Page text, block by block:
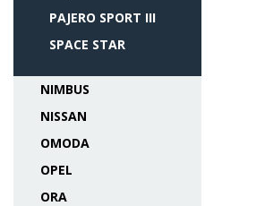
PAJERO SPORT III
SPACE STAR
NIMBUS
NISSAN
OMODA
OPEL
ORA